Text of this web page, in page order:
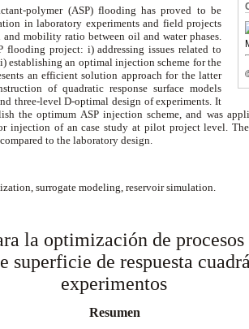
polymer (ASP) flooding has proved to be
in laboratory experiments and field projects
mobility ratio between oil and water phases.
flooding project: i) addressing issues related to
establishing an optimal injection scheme for the
an efficient solution approach for the latter
of quadratic response surface models
three-level D-optimal design of experiments. It
the optimum ASP injection scheme, and was
injection of an case study at pilot project level.
to the laboratory design.
surrogate modeling, reservoir simulation.
la optimización de
superficie de respuesta
experimentos
Resumen